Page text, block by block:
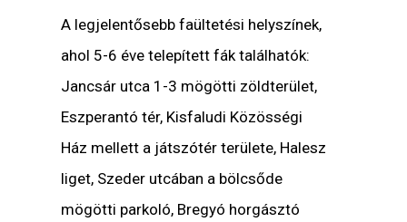
A legjelentősebb faültetési helyszínek,
ahol 5-6 éve telepített fák találhatók:
Jancsár utca 1-3 mögötti zöldterület,
Eszperantó tér, Kisfaludi Közösségi
Ház mellett a játszótér területe, Halesz
liget, Szeder utcában a bölcsőde
mögötti parkoló, Bregyó horgásztó